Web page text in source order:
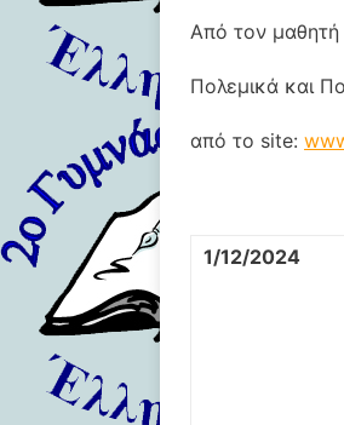
Από τον μαθητή
Πολεμικά και
από το site:
1/12/2024